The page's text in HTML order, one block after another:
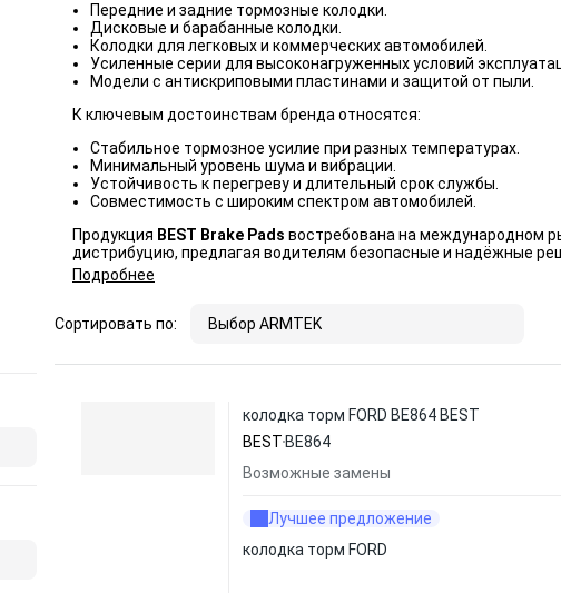
Передние и задние тормозные колодки.
Дисковые и барабанные колодки.
Колодки для легковых и коммерческих автомобилей.
Усиленные серии для высоконагруженных условий
Модели с антискриповыми пластинами и защитой от пыли.
К ключевым достоинствам бренда относятся:
Стабильное тормозное усилие при разных температурах.
Минимальный уровень шума и вибрации.
Устойчивость к перегреву и длительный срок службы.
Совместимость с широким спектром автомобилей.
Продукция BEST Brake Pads востребована на международном
дистрибуцию, предлагая водителям безопасные и надёжные
Подробнее
Сортировать по: Выбор ARMTEK
колодка торм FORD BE864 BEST
BEST BE864
Возможные замены
Лучшее предложение
колодка торм FORD